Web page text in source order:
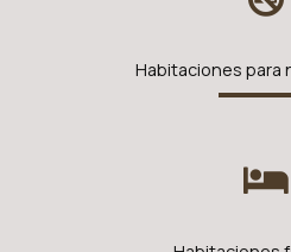
Habitaciones para